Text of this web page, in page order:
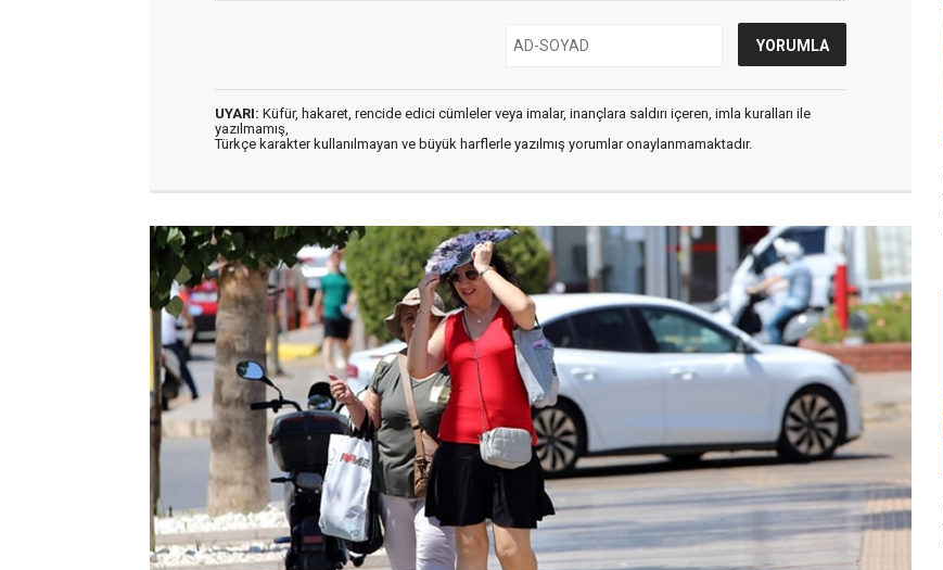
UYARI: Küfür, hakaret, rencide edici cümleler veya imalar, inançlara saldırı içeren, imla kuralları ile
yazılmamış,
Türkçe karakter kullanılmayan ve büyük harflerle yazılmış yorumlar onaylanmamaktadır.